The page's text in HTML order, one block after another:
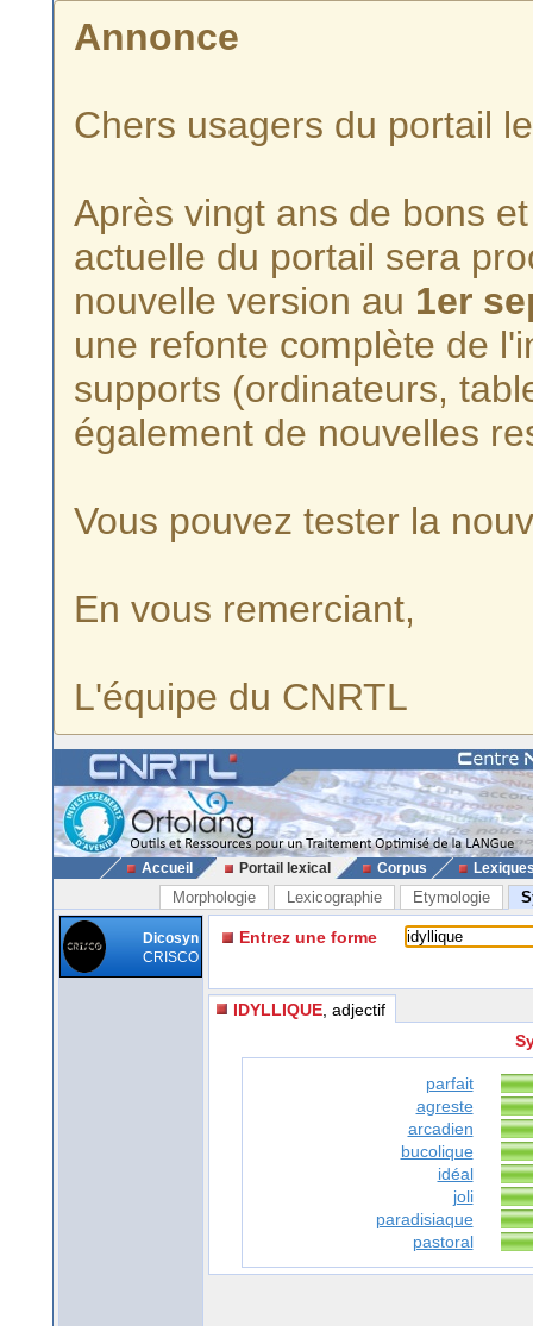
Annonce
Chers usagers du portail
Après vingt ans de bons
actuelle du portail sera
nouvelle version au 1er
une refonte complète de
supports (ordinateurs,
également de nouvelles
Vous pouvez tester la
En vous remerciant,
L'équipe du CNRTL
Accueil Portail lexical Corpus
Morphologie Lexicographie Etymologie
Dicosyn
CRISCO
Entrez une forme
IDYLLIQUE , adjectif
parfait
agreste
arcadien
bucolique
idéal
joli
paradisiaque
pastoral